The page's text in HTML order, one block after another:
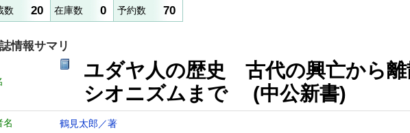
数 20 在庫数 0 予約数 70
情報サマリ
ユダヤ人の歴史 古代の興亡から離
シオニズムまで (中公新書)
名 鶴見太郎／著